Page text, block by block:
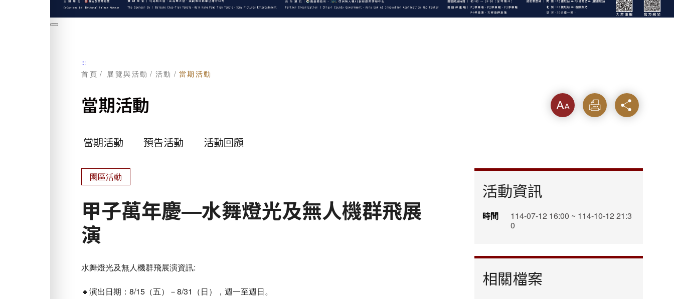
暫
:::
首頁 展覽與活動 活動 當期活動
當期活動 字級 列印 分享
當期活動 預告活動 活動回顧
園區活動
甲子萬年慶—水舞燈光及無人機群飛展
演
水舞燈光及無人機群飛展演資訊:
🔸演出日期：8/15（五）－8/31（日），週一至週日。
活動資訊
時間
114-07-12 16:00 ~ 114-10-12 21:3
0
相關檔案